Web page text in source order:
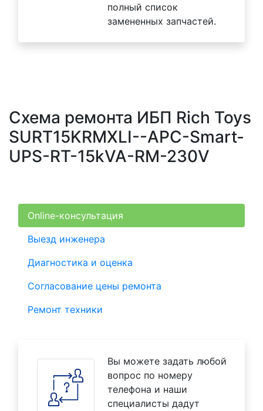
полный список
замененных запчастей.
Схема ремонта ИБП Rich Toys
SURT15KRMXLI--APC-Smart-
UPS-RT-15kVA-RM-230V
Online-консультация
Выезд инженера
Диагностика и оценка
Согласование цены ремонта
Ремонт техники
Вы можете задать любой
вопрос по номеру
телефона и наши
специалисты дадут